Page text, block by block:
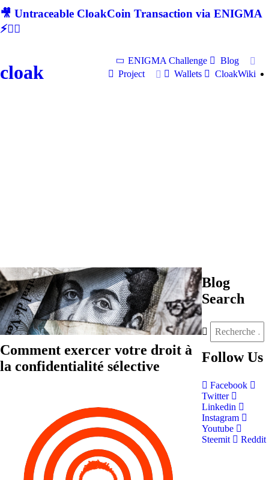
🎥 Untraceable CloakCoin Transaction via ENIGMA
⚡🕵‍♂
cloak
ENIGMA Challenge
Blog
Project
Wallets CloakWiki
Comment exercer votre droit à
la confidentialité sélective
Blog
Search
Follow Us
Facebook
Twitter
Linkedin
Instagram
Youtube
Steemit
Reddit